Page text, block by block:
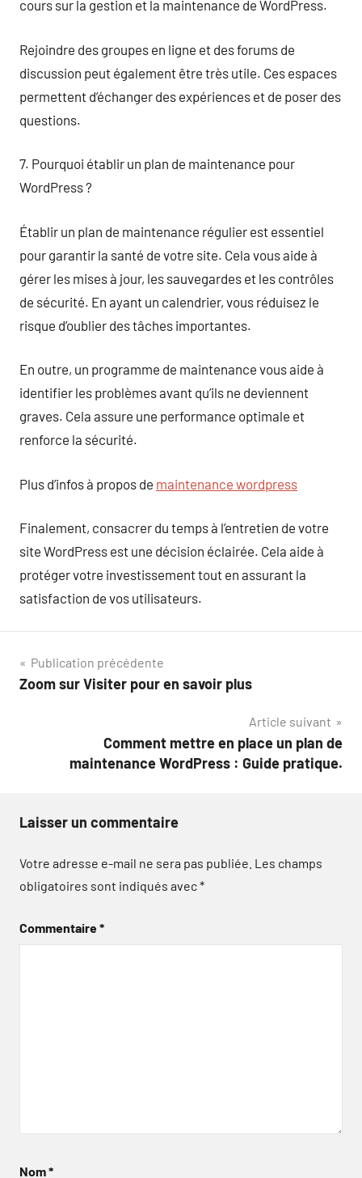
cours sur la gestion et la maintenance de WordPress.
Rejoindre des groupes en ligne et des forums de
discussion peut également être très utile. Ces espaces
permettent d’échanger des expériences et de poser des
questions.
7. Pourquoi établir un plan de maintenance pour
WordPress ?
Établir un plan de maintenance régulier est essentiel
pour garantir la santé de votre site. Cela vous aide à
gérer les mises à jour, les sauvegardes et les contrôles
de sécurité. En ayant un calendrier, vous réduisez le
risque d’oublier des tâches importantes.
En outre, un programme de maintenance vous aide à
identifier les problèmes avant qu’ils ne deviennent
graves. Cela assure une performance optimale et
renforce la sécurité.
Plus d’infos à propos de maintenance wordpress
Finalement, consacrer du temps à l’entretien de votre
site WordPress est une décision éclairée. Cela aide à
protéger votre investissement tout en assurant la
satisfaction de vos utilisateurs.
Navigation
de
Publication précédente
Zoom sur Visiter pour en savoir plus
Article suivant
Comment mettre en place un plan de
maintenance WordPress : Guide pratique.
Laisser un commentaire
Votre adresse e-mail ne sera pas publiée. Les champs
obligatoires sont indiqués avec*
Commentaire*
Nom*